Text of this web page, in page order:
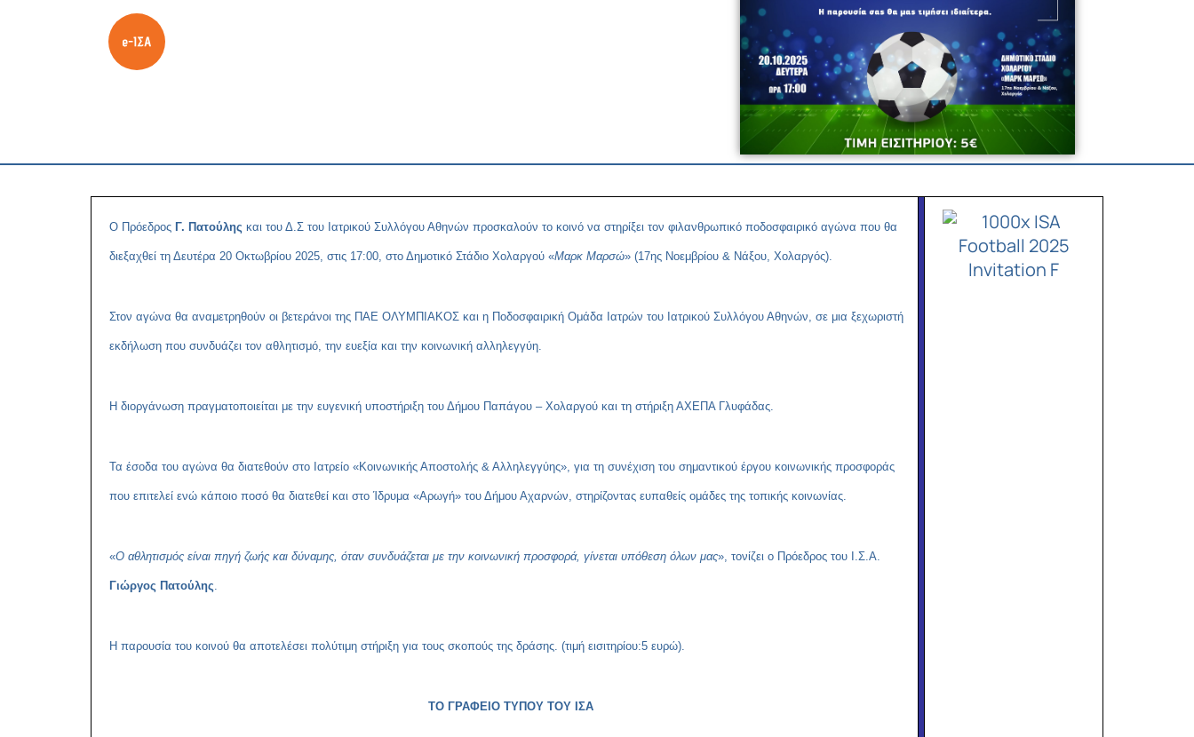
Ο Πρόεδρος Γ. Πατούλης και του Δ.Σ του Ιατρικού Συλλόγου Αθηνών προσκαλούν το κοινό να στηρίξει τον φιλανθρωπικό ποδοσφαιρικό αγώνα που θα
διεξαχθεί τη Δευτέρα 20 Οκτωβρίου 2025, στις 17:00, στο Δημοτικό Στάδιο Χολαργού «Μαρκ Μαρσώ» (17ης Νοεμβρίου & Νάξου, Χολαργός).
Στον αγώνα θα αναμετρηθούν οι βετεράνοι της ΠΑΕ ΟΛΥΜΠΙΑΚΟΣ και η Ποδοσφαιρική Ομάδα Ιατρών του Ιατρικού Συλλόγου Αθηνών, σε μια ξεχωριστή
εκδήλωση που συνδυάζει τον αθλητισμό, την ευεξία και την κοινωνική αλληλεγγύη.
Η διοργάνωση πραγματοποιείται με την ευγενική υποστήριξη του Δήμου Παπάγου – Χολαργού και τη στήριξη ΑΧΕΠΑ Γλυφάδας.
Τα έσοδα του αγώνα θα διατεθούν στο Ιατρείο «Κοινωνικής Αποστολής & Αλληλεγγύης», για τη συνέχιση του σημαντικού έργου κοινωνικής προσφοράς
που επιτελεί ενώ κάποιο ποσό θα διατεθεί και στο Ίδρυμα «Αρωγή» του Δήμου Αχαρνών, στηρίζοντας ευπαθείς ομάδες της τοπικής κοινωνίας.
«Ο αθλητισμός είναι πηγή ζωής και δύναμης, όταν συνδυάζεται με την κοινωνική προσφορά, γίνεται υπόθεση όλων μας», τονίζει ο Πρόεδρος του Ι.Σ.Α.
Γιώργος Πατούλης
Η παρουσία του κοινού θα αποτελέσει πολύτιμη στήριξη για τους σκοπούς της δράσης. (τιμή εισιτηρίου:5 ευρώ).
ΤΟ ΓΡΑΦΕΙΟ ΤΥΠΟΥ ΤΟΥ ΙΣΑ